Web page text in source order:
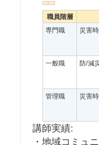
職員階層
専門職 災害
一般職 防/減
管理職 災害
講師実績:
・地域コミュ